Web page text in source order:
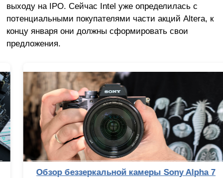
выходу на IPO. Сейчас Intel уже определилась с
потенциальными покупателями части акций Altera, к
концу января они должны сформировать свои
предложения.
Обзор беззеркальной камеры Sony Alpha 7